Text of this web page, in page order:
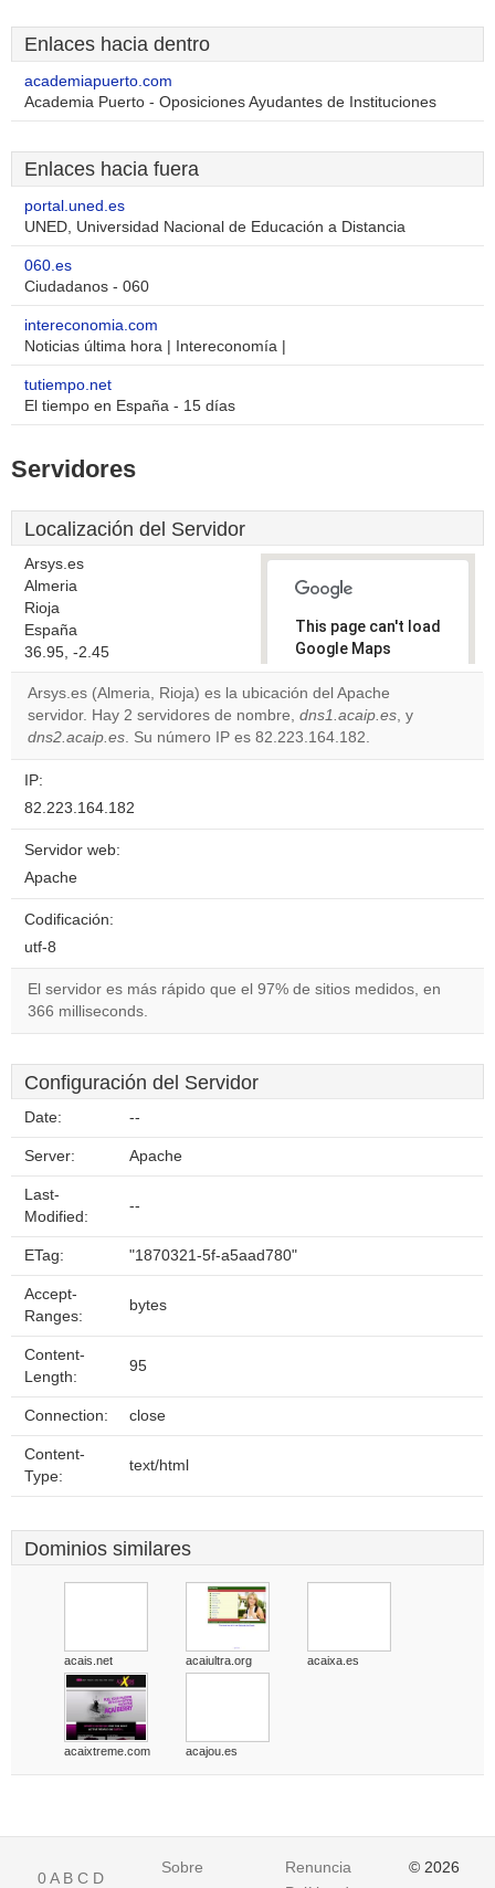
Enlaces hacia dentro
academiapuerto.com
Academia Puerto - Oposiciones Ayudantes de Instituciones
Enlaces hacia fuera
portal.uned.es
UNED, Universidad Nacional de Educación a Distancia
060.es
Ciudadanos - 060
intereconomia.com
Noticias última hora | Intereconomía |
tutiempo.net
El tiempo en España - 15 días
Servidores
Localización del Servidor
Arsys.es
Almeria
Rioja
España
36.95, -2.45
This page can't load
Google Maps
correctly.
Do you
own this
Arsys.es (Almeria, Rioja) es la ubicación del Apache
servidor. Hay 2 servidores de nombre, dns1.acaip.es, y
dns2.acaip.es. Su número IP es 82.223.164.182.
IP:
82.223.164.182
Servidor web:
Apache
Codificación:
utf-8
El servidor es más rápido que el 97% de sitios medidos, en
366 milliseconds.
Configuración del Servidor
Date: --
Server: Apache
Last-
Modified:
--
ETag: "1870321-5f-a5aad780"
Accept-
Ranges:
bytes
Content-
Length:
95
Connection: close
Content-
Type:
text/html
Dominios similares
acais.net acaiultra.org acaixa.es
acaixtreme.com acajou.es
0A B C D
Sobre
Renuncia
© 2026